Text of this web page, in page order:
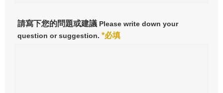
請寫下您的問題或建議 Please write down your
question or suggestion. *必填